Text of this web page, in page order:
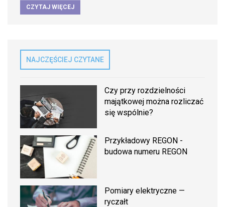
CZYTAJ WIĘCEJ
NAJCZĘŚCIEJ CZYTANE
Czy przy rozdzielności
majątkowej można rozliczać
się wspólnie?
Przykładowy REGON -
budowa numeru REGON
Pomiary elektryczne —
ryczałt